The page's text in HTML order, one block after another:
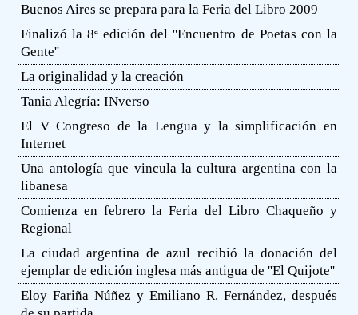
Buenos Aires se prepara para la Feria del Libro 2009
Finalizó la 8ª edición del ''Encuentro de Poetas con la
Gente''
La originalidad y la creación
Tania Alegría: INverso
El V Congreso de la Lengua y la simplificación en
Internet
Una antología que vincula la cultura argentina con la
libanesa
Comienza en febrero la Feria del Libro Chaqueño y
Regional
La ciudad argentina de azul recibió la donación del
ejemplar de edición inglesa más antigua de ''El Quijote''
Eloy Fariña Núñez y Emiliano R. Fernández, después